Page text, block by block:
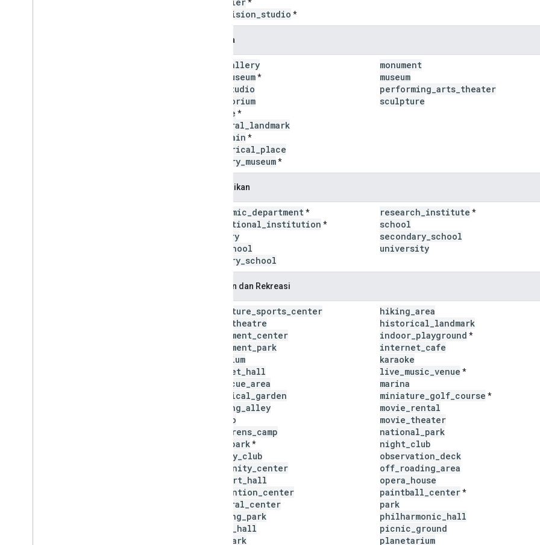
*
television studio *
Budaya
gallery
museum*
studio
auditorium
castle *
cultural landmark
fountain *
historical place
history museum*
monument
museum
performing arts theater
sculpture
Pendidikan
academic department*
educational institution *
library
preschool
primary school
research institute *
school
secondary school
university
Hiburan dan Rekreasi
adventure sports center
amphitheatre
amusement center
amusement park
aquarium
banquet hall
barbecue area
botanical garden
bowling alley
casino
childrens camp
park*
comedy club
community center
concert hall
convention center
cultural center
cycling park
hall
park
hiking area
historical landmark
indoor playground *
internet cafe
karaoke
live music venue *
marina
miniature golf course *
movie rental
movie theater
national park
night club
observation deck
off roading area
opera house
paintball center*
park
philharmonic hall
picnic ground
planetarium